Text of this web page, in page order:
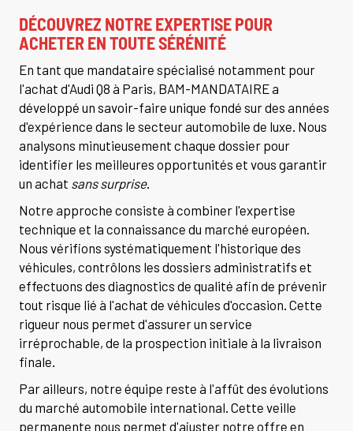
DÉCOUVREZ NOTRE EXPERTISE POUR
ACHETER EN TOUTE SÉRÉNITÉ
En tant que mandataire spécialisé notamment pour
l'achat d'Audi Q8 à Paris, BAM-MANDATAIRE a
développé un savoir-faire unique fondé sur des années
d'expérience dans le secteur automobile de luxe. Nous
analysons minutieusement chaque dossier pour
identifier les meilleures opportunités et vous garantir
un achat sans surprise.
Notre approche consiste à combiner l'expertise
technique et la connaissance du marché européen.
Nous vérifions systématiquement l'historique des
véhicules, contrôlons les dossiers administratifs et
effectuons des diagnostics de qualité afin de prévenir
tout risque lié à l'achat de véhicules d'occasion. Cette
rigueur nous permet d'assurer un service
irréprochable, de la prospection initiale à la livraison
finale.
Par ailleurs, notre équipe reste à l'affût des évolutions
du marché automobile international. Cette veille
permanente nous permet d'ajuster notre offre en